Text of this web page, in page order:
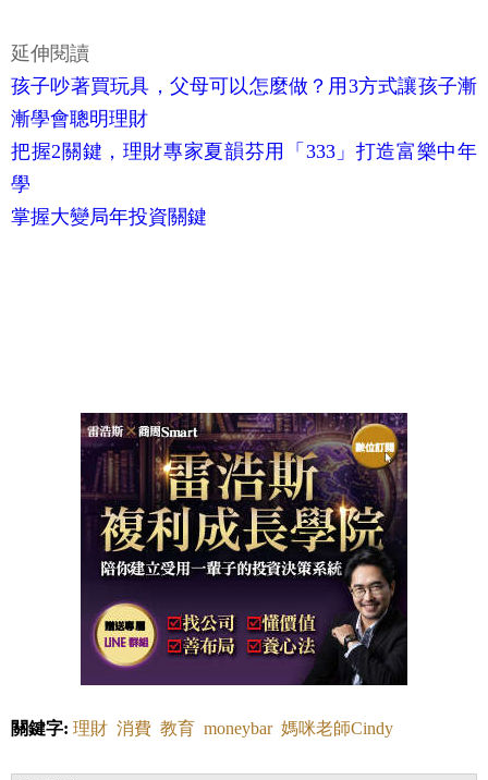
延伸閱讀
孩子吵著買玩具，父母可以怎麼做？用3方式讓孩子漸
漸學會聰明理財
把握2關鍵，理財專家夏韻芬用「333」打造富樂中年
學
掌握大變局年投資關鍵
關鍵字: 理財 消費 教育 moneybar 媽咪老師Cindy